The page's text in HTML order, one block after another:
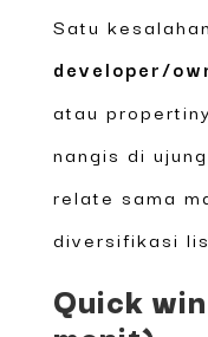
Satu
developer/
atau
nangis di
relate sama
diversifikasi
Quick